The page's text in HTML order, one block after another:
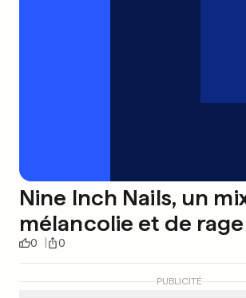
Nine Inch Nails, un
mélancolie et de rage
0 0
PUBLICITÉ